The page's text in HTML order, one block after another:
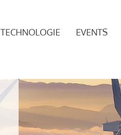
TECHNOLOGIE EVENTS